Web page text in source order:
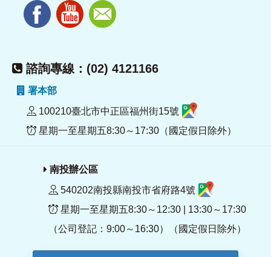
諮詢專線：(02) 4121166
署本部
100210臺北市中正區福州街15號
星期一至星期五8:30～17:30（國定假日除外）
南投辦公區
540202南投縣南投市省府路4號
星期一至星期五8:30～12:30 | 13:30～17:30
（公司登記：9:00～16:30）（國定假日除外）